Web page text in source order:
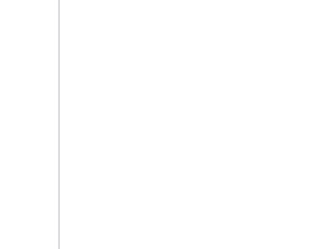
Отчет о